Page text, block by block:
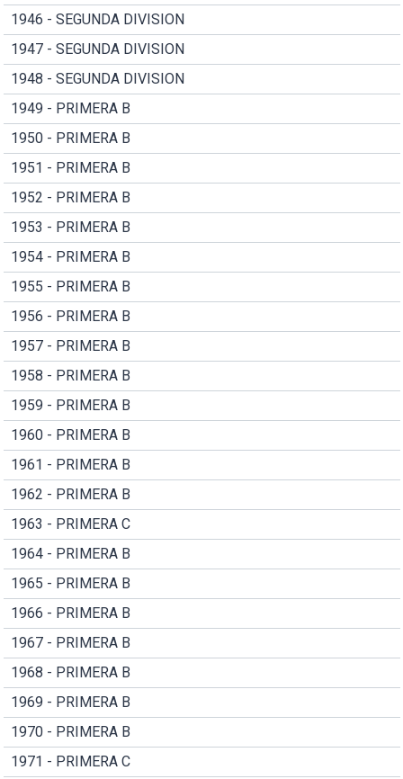
1946 - SEGUNDA DIVISION
1947 - SEGUNDA DIVISION
1948 - SEGUNDA DIVISION
1949 - PRIMERA B
1950 - PRIMERA B
1951 - PRIMERA B
1952 - PRIMERA B
1953 - PRIMERA B
1954 - PRIMERA B
1955 - PRIMERA B
1956 - PRIMERA B
1957 - PRIMERA B
1958 - PRIMERA B
1959 - PRIMERA B
1960 - PRIMERA B
1961 - PRIMERA B
1962 - PRIMERA B
1963 - PRIMERA C
1964 - PRIMERA B
1965 - PRIMERA B
1966 - PRIMERA B
1967 - PRIMERA B
1968 - PRIMERA B
1969 - PRIMERA B
1970 - PRIMERA B
1971 - PRIMERA C